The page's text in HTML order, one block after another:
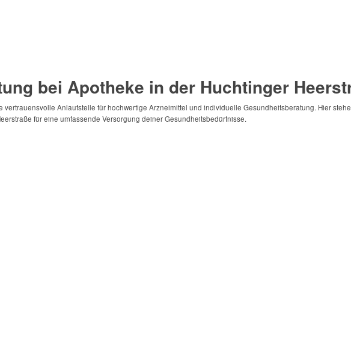
bei Apotheke in der Huchtinger
Anlaufstelle für hochwertige Arzneimittel und individuelle Gesundheitsberatung. Hier
für eine umfassende Versorgung deiner Gesundheitsbedürfnisse.